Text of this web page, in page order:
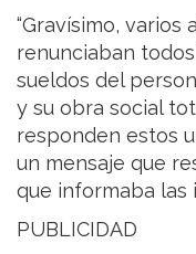
“Gravísimo, varios
renunciaban
sueldos del
y su obra social
responden estos
un mensaje que
que informaba las
PUBLICIDAD